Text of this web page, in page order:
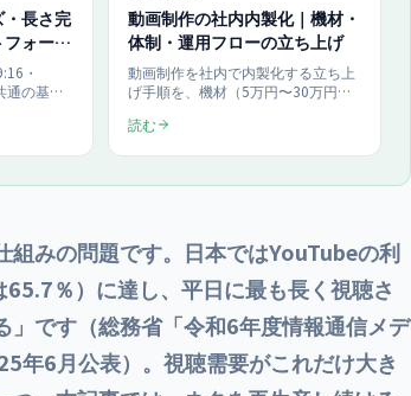
長さ完
ォーム
・
通の基
の規格を
動画制作の社内内製化｜機材・
体制・運用フローの立ち上げ
動画制作を社内で内製化する立ち上
げ手順を、機材（5万円〜30万円の
ロー（企画から公開まで5ステッ
と、外注比較での費用対効果を2026
読む
組みの問題です。日本ではYouTubeの利
％）に達し、平日に最も長く視聴さ
です（総務省「令和6年度情報通信メデ
年6月公表）。視聴需要がこれだけ大き